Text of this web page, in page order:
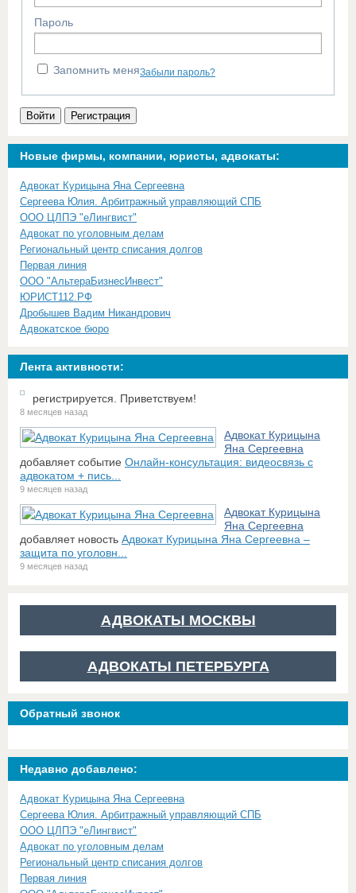
Пароль
Запомнить меняЗабыли пароль?
Войти Регистрация
Новые фирмы, компании, юристы, адвокаты:
Адвокат Курицына Яна Сергеевна
Сергеева Юлия. Арбитражный управляющий СПБ
ООО ЦЛПЭ "еЛингвист"
Адвокат по уголовным делам
Региональный центр списания долгов
Первая линия
ООО "АльтераБизнесИнвест"
ЮРИСТ112.РФ
Дробышев Вадим Никандрович
Адвокатское бюро
Лента активности:
регистрируется. Приветствуем!
8 месяцев назад
Адвокат Курицына
Яна Сергеевна
добавляет событие Онлайн-консультация: видеосвязь с
адвокатом + пись...
9 месяцев назад
Адвокат Курицына
Яна Сергеевна
добавляет новость Адвокат Курицына Яна Сергеевна –
защита по уголовн...
9 месяцев назад
АДВОКАТЫ МОСКВЫ
АДВОКАТЫ ПЕТЕРБУРГА
Обратный звонок
Недавно добавлено:
Адвокат Курицына Яна Сергеевна
Сергеева Юлия. Арбитражный управляющий СПБ
ООО ЦЛПЭ "еЛингвист"
Адвокат по уголовным делам
Региональный центр списания долгов
Первая линия